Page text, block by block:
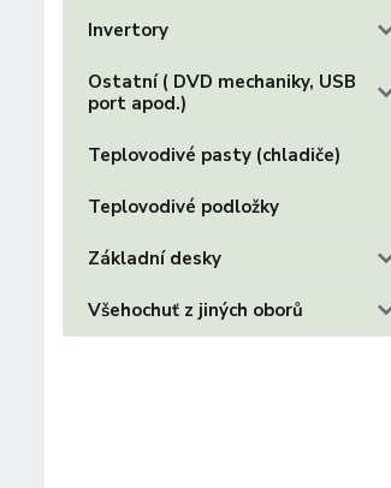
Invertory
Ostatní ( DVD mechaniky, USB
port apod.)
Teplovodivé pasty (chladiče)
Teplovodivé podložky
Základní desky
Všehochuť z jiných oborů